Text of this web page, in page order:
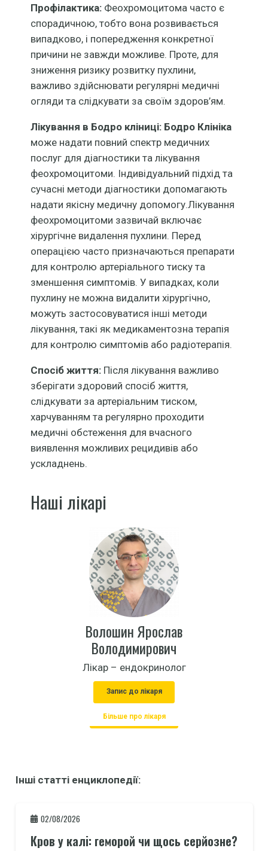
Профілактика: Феохромоцитома часто є
спорадичною, тобто вона розвивається
випадково, і попередження конкретної
причини не завжди можливе. Проте, для
зниження ризику розвитку пухлини,
важливо здійснювати регулярні медичні
огляди та слідкувати за своїм здоров’ям.
Лікування в Бодро кліниці: Бодро Клініка
може надати повний спектр медичних
послуг для діагностики та лікування
феохромоцитоми. Індивідуальний підхід та
сучасні методи діагностики допомагають
надати якісну медичну допомогу.Лікування
феохромоцитоми зазвичай включає
хірургічне видалення пухлини. Перед
операцією часто призначаються препарати
для контролю артеріального тиску та
зменшення симптомів. У випадках, коли
пухлину не можна видалити хірургічно,
можуть застосовуватися інші методи
лікування, такі як медикаментозна терапія
для контролю симптомів або радіотерапія.
Спосіб життя: Після лікування важливо
зберігати здоровий спосіб життя,
слідкувати за артеріальним тиском,
харчуванням та регулярно проходити
медичні обстеження для вчасного
виявлення можливих рецидивів або
ускладнень.
Наші лікарі
Волошин Ярослав
Володимирович
Лікар – ендокринолог
Запис до лікаря
Більше про лікаря
Інші статті енциклопедії:
02/08/2026
Кров у калі: геморой чи щось серйозне?